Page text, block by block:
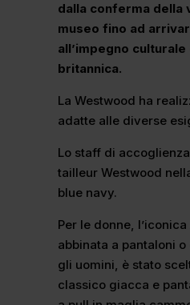
dalla conferma della
museo fino ad
all’impegno
britannica.
La Westwood ha
adatte alle diverse
Lo staff di
tailleur Westwood
blue navy.
Per le donne,
abbinata a pantaloni
gli uomini, è stato
classico giacca e